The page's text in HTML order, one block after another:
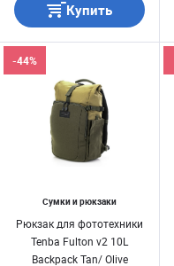
Купить
Сумки и рюкзаки
Рюкзак для фототехники
Tenba Fulton v2 10L
Backpack Tan/ Olive
-44%